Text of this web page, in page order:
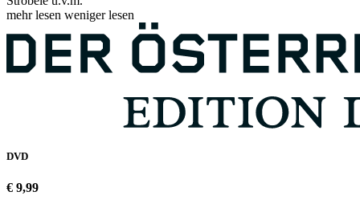
mehr lesen weniger lesen
DVD
€ 9,99